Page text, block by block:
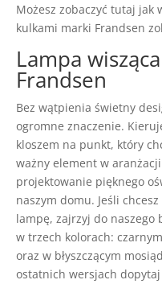
Możesz zobaczyć tutaj jak
kulkami marki Frandsen
Lampa
Frandsen
Bez wątpienia świetny
ogromne znaczenie.
kloszem na punkt, który
ważny element w
projektowanie pięknego
naszym domu. Jeśli
lampę, zajrzyj do naszego
w trzech kolorach:
oraz w błyszczącym
ostatnich wersjach